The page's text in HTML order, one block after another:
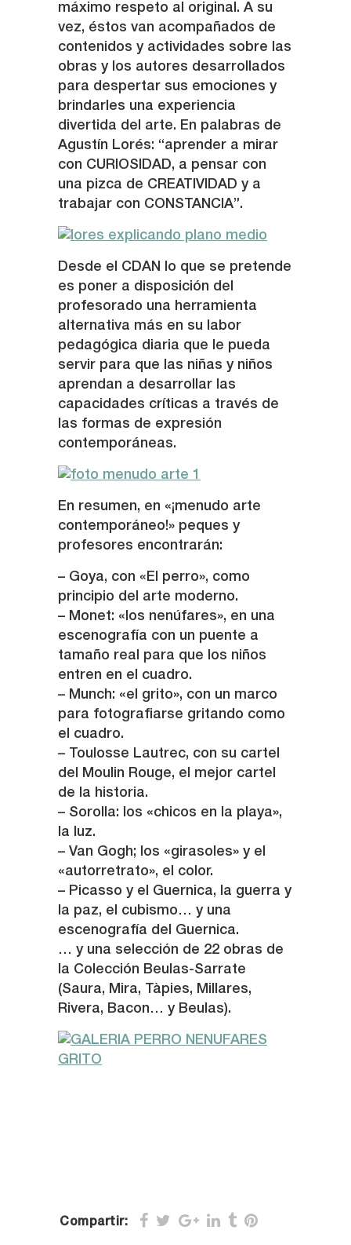
máximo respeto al original. A su
vez, éstos van acompañados de
contenidos y actividades sobre las
obras y los autores desarrollados
para despertar sus emociones y
brindarles una experiencia
divertida del arte. En palabras de
Agustín Lorés: “aprender a mirar
con CURIOSIDAD, a pensar con
una pizca de CREATIVIDAD y a
trabajar con CONSTANCIA”.
Desde el CDAN lo que se pretende
es poner a disposición del
profesorado una herramienta
alternativa más en su labor
pedagógica diaria que le pueda
servir para que las niñas y niños
aprendan a desarrollar las
capacidades críticas a través de
las formas de expresión
contemporáneas.
En resumen, en «¡menudo arte
contemporáneo!» peques y
profesores encontrarán:
– Goya, con «El perro», como
principio del arte moderno.
– Monet: «los nenúfares», en una
escenografía con un puente a
tamaño real para que los niños
entren en el cuadro.
– Munch: «el grito», con un marco
para fotografiarse gritando como
el cuadro.
– Toulosse Lautrec, con su cartel
del Moulin Rouge, el mejor cartel
de la historia.
– Sorolla: los «chicos en la playa»,
la luz.
– Van Gogh; los «girasoles» y el
«autorretrato», el color.
– Picasso y el Guernica, la guerra y
la paz, el cubismo… y una
escenografía del Guernica.
… y una selección de 22 obras de
la Colección Beulas-Sarrate
(Saura, Mira, Tàpies, Millares,
Rivera, Bacon… y Beulas).
Compartir: